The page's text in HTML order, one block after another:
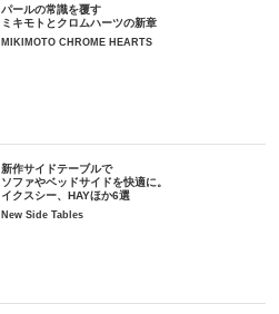
パールの常識を覆す
ミキモトとクロムハーツの新章
MIKIMOTO CHROME HEARTS
新作サイドテーブルで
ソファやベッドサイドを快適に。
イクスシー、HAYほか6選
New Side Tables